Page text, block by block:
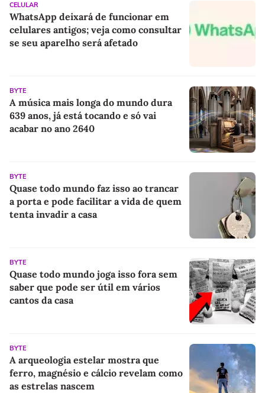
CELULAR
WhatsApp deixará de funcionar em
celulares antigos; veja como consultar
se seu aparelho será afetado
BYTE
A música mais longa do mundo dura
639 anos, já está tocando e só vai
acabar no ano 2640
BYTE
Quase todo mundo faz isso ao trancar
a porta e pode facilitar a vida de quem
tenta invadir a casa
BYTE
Quase todo mundo joga isso fora sem
saber que pode ser útil em vários
cantos da casa
BYTE
A arqueologia estelar mostra que
ferro, magnésio e cálcio revelam como
as estrelas nascem